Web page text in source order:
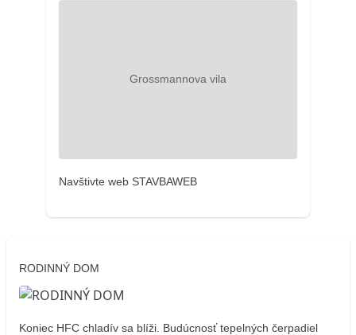
Navštivte web STAVBAWEB
RODINNÝ DOM
Koniec HFC chladív sa blíži. Budúcnosť tepelných čerpadiel